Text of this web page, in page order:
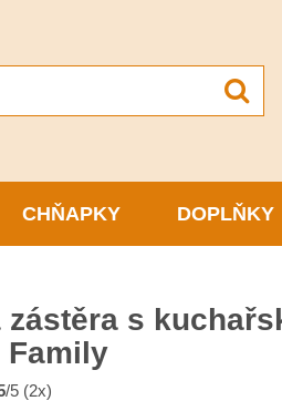
CHŇAPKY DOPLŇKY
zástěra s
Family
/5 (2x)